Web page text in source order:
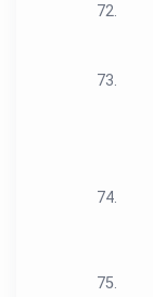
72.
73.
74.
75.